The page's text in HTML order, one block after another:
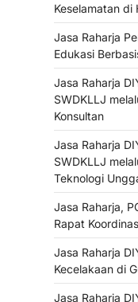
Keselamatan di
Jasa Raharja
Edukasi
Jasa Raharja
SWDKLLJ
Konsultan
Jasa Raharja
SWDKLLJ
Teknologi
Jasa Raharja,
Rapat
Jasa Raharja
Kecelakaan di
Jasa Raharja